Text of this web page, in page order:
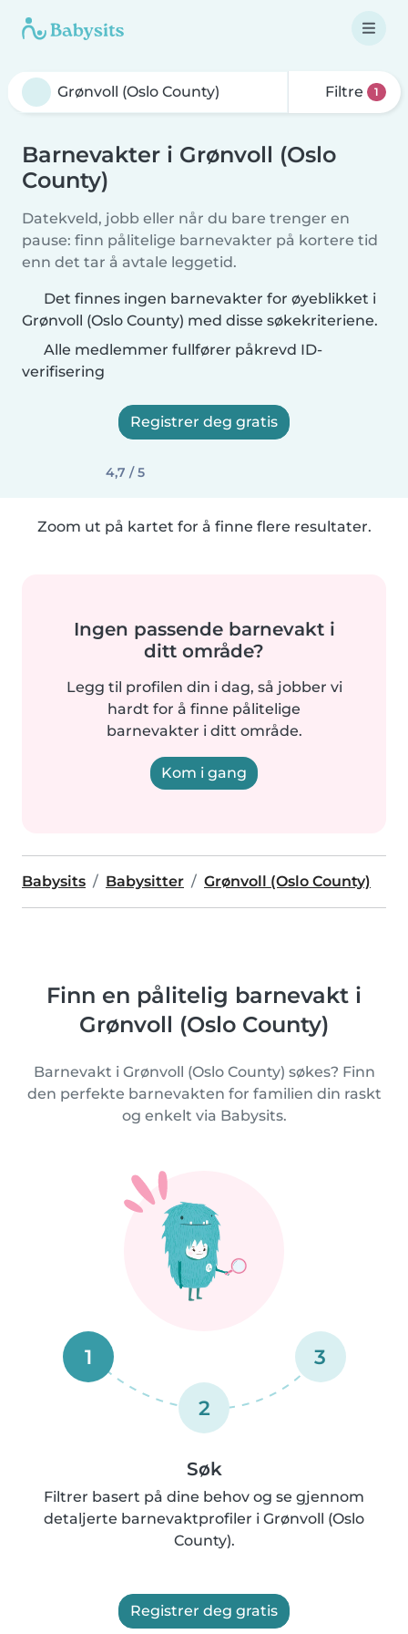
Filtre 1
Barnevakter i Grønvoll (Oslo
County)
Datekveld, jobb eller når du bare trenger en
pause: finn pålitelige barnevakter på kortere tid
enn det tar å avtale leggetid.
Det finnes ingen barnevakter for øyeblikket i
Grønvoll (Oslo County) med disse søkekriteriene.
Alle medlemmer fullfører påkrevd ID-
verifisering
Registrer deg gratis
4,7 / 5
Zoom ut på kartet for å finne flere resultater.
Ingen passende barnevakt i
ditt område?
Legg til profilen din i dag, så jobber vi
hardt for å finne pålitelige
barnevakter i ditt område.
Kom i gang
Babysits Babysitter Grønvoll (Oslo County)
Finn en pålitelig barnevakt i
Grønvoll (Oslo County)
Barnevakt i Grønvoll (Oslo County) søkes? Finn
den perfekte barnevakten for familien din raskt
og enkelt via Babysits.
1
2
3
Søk
Filtrer basert på dine behov og se gjennom
detaljerte barnevaktprofiler i Grønvoll (Oslo
County).
Registrer deg gratis